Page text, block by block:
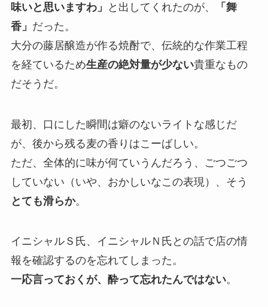
味いと思いますわ」
と出してくれたのが、
「舞
香」 だった。
大分の藤居醸造が作る焼酎で、伝統的な作業工程
を経ているため生産の絶対量が少ない貴重なもの
だそうだ。
最初、口にした瞬間は癖のないライトな感じだ
が、後から残る麦の香りはこーばしい。
ただ、全体的に味が何ていうんだろう、ごつごつ
していない（いや、おかしいなこの表現）、そう
とても滑らか。
イニシャルＳ氏、イニシャルＮ氏との話で店の情
報を確認するのを忘れてしまった。
一応言っておくが、酔って忘れたんではない。